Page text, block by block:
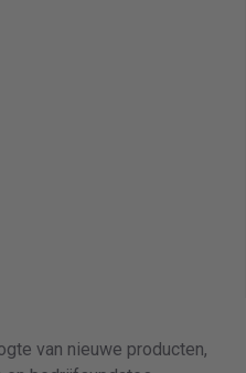
van nieuwe producten,